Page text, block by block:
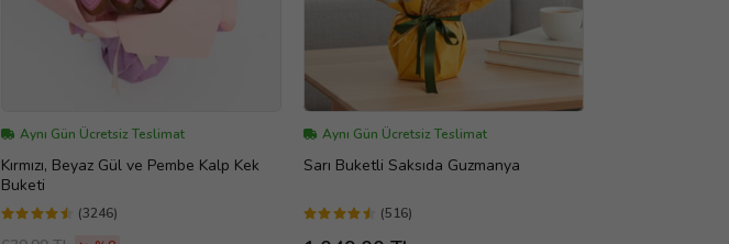
Aynı Gün Ücretsiz Teslimat
Kırmızı, Beyaz Gül ve Pembe Kalp Kek
Buketi
(3246)
Aynı Gün Ücretsiz Teslimat
Sarı Buketli Saksıda Guzmanya
(516)